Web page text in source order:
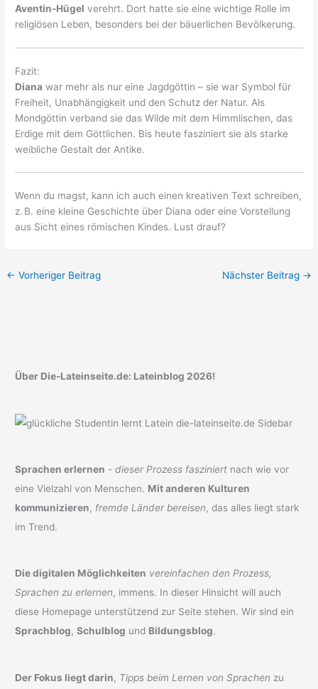
Aventin-Hügel verehrt. Dort hatte sie eine wichtige Rolle im
religiösen Leben, besonders bei der bäuerlichen Bevölkerung.
Fazit:
Diana war mehr als nur eine Jagdgöttin – sie war Symbol für
Freiheit, Unabhängigkeit und den Schutz der Natur. Als
Mondgöttin verband sie das Wilde mit dem Himmlischen, das
Erdige mit dem Göttlichen. Bis heute fasziniert sie als starke
weibliche Gestalt der Antike.
Wenn du magst, kann ich auch einen kreativen Text schreiben,
z. B. eine kleine Geschichte über Diana oder eine Vorstellung
aus Sicht eines römischen Kindes. Lust drauf?
← Vorheriger Beitrag Nächster Beitrag →
Über Die-Lateinseite.de: Lateinblog 2026!
Sprachen erlernen -dieser Prozess fasziniert nach wie vor
eine Vielzahl von Menschen. Mit anderen Kulturen
kommunizieren, fremde Länder bereisen, das alles liegt stark
im Trend.
Die digitalen Möglichkeiten vereinfachen den Prozess,
Sprachen zu erlernen, immens. In dieser Hinsicht will auch
diese Homepage unterstützend zur Seite stehen. Wir sind ein
Sprachblog,Schulblog und Bildungsblog.
Der Fokus liegt darin, Tipps beim Lernen von Sprachen zu